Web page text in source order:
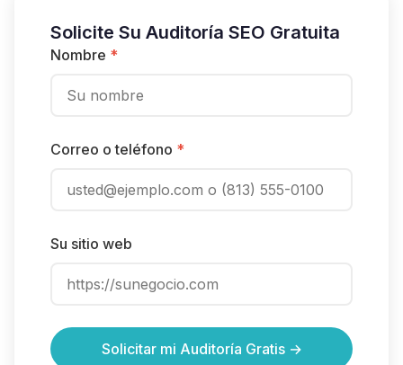
Solicite Su Auditoría SEO Gratuita
Nombre *
Correo o teléfono *
Su sitio web
Solicitar mi Auditoría Gratis →